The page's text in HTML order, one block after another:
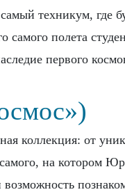
техникум, где
самого полета
первого
коллекция: от
на котором